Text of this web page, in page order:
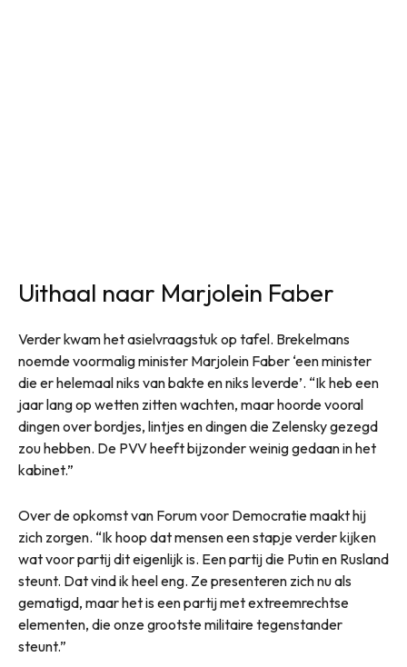
Uithaal naar Marjolein Faber
Verder kwam het asielvraagstuk op tafel. Brekelmans
noemde voormalig minister Marjolein Faber ‘een minister
die er helemaal niks van bakte en niks leverde’. “Ik heb een
jaar lang op wetten zitten wachten, maar hoorde vooral
dingen over bordjes, lintjes en dingen die Zelensky gezegd
zou hebben. De PVV heeft bijzonder weinig gedaan in het
kabinet.”
Over de opkomst van Forum voor Democratie maakt hij
zich zorgen. “Ik hoop dat mensen een stapje verder kijken
wat voor partij dit eigenlijk is. Een partij die Putin en Rusland
steunt. Dat vind ik heel eng. Ze presenteren zich nu als
gematigd, maar het is een partij met extreemrechtse
elementen, die onze grootste militaire tegenstander
steunt.”